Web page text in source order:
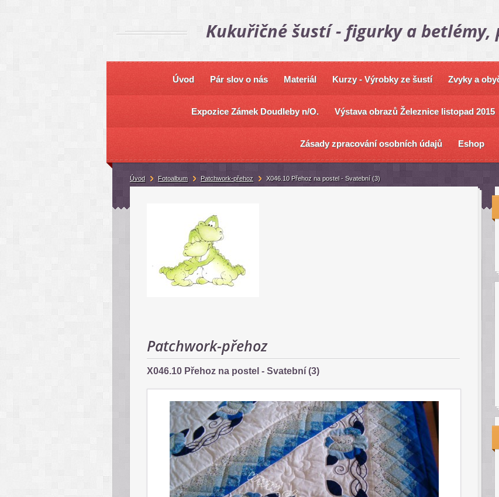
Kukuřičné šustí - figurky a betlémy,
Úvod Pár slov o nás Materiál Kurzy - Výrobky ze šustí Zvyky a
Expozice Zámek Doudleby n/O. Výstava obrazů Železnice listopad 2015
Zásady zpracování osobních údajů Eshop
Patchwork-přehoz
X046.10 Přehoz na postel - Svatební (3)
Úvod Fotoalbum Patchwork-přehoz X046.10 Přehoz na postel - Svatební (3)